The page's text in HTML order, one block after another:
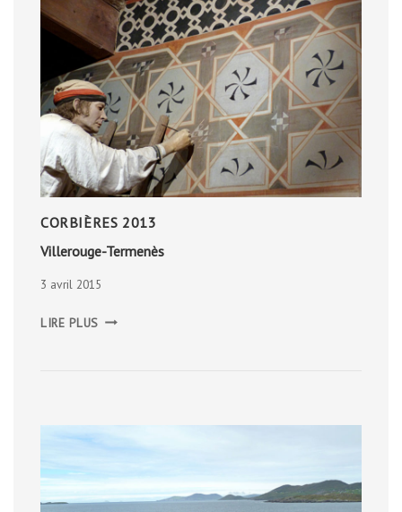
CORBIÈRES 2013
Villerouge-Termenès
3 avril 2015
LIRE PLUS TERMENÈS